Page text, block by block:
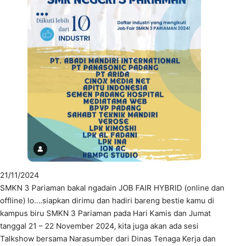
21/11/2024
SMKN 3 Pariaman bakal ngadain JOB FAIR HYBRID (online dan
offline) lo….siapkan dirimu dan hadiri bareng bestie kamu di
kampus biru SMKN 3 Pariaman pada Hari Kamis dan Jumat
tanggal 21 – 22 November 2024, kita juga akan ada sesi
Talkshow bersama Narasumber dari Dinas Tenaga Kerja dan